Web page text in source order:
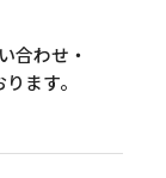
合わせ・
ます。